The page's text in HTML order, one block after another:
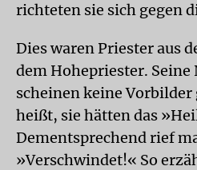
richteten sie sich gegen
Dies waren Priester aus
dem Hohepriester.
scheinen keine Vorbilder
heißt, sie hätten das
Dementsprechend rief
»Verschwindet!« So